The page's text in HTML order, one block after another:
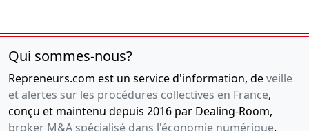
Qui sommes-nous?
Repreneurs.com est un service d'information, deveille
et alertes sur les procédures collectives en France,
conçu et maintenu depuis 2016 par Dealing-Room,
broker M&A spécialisé dans l'économie numérique.